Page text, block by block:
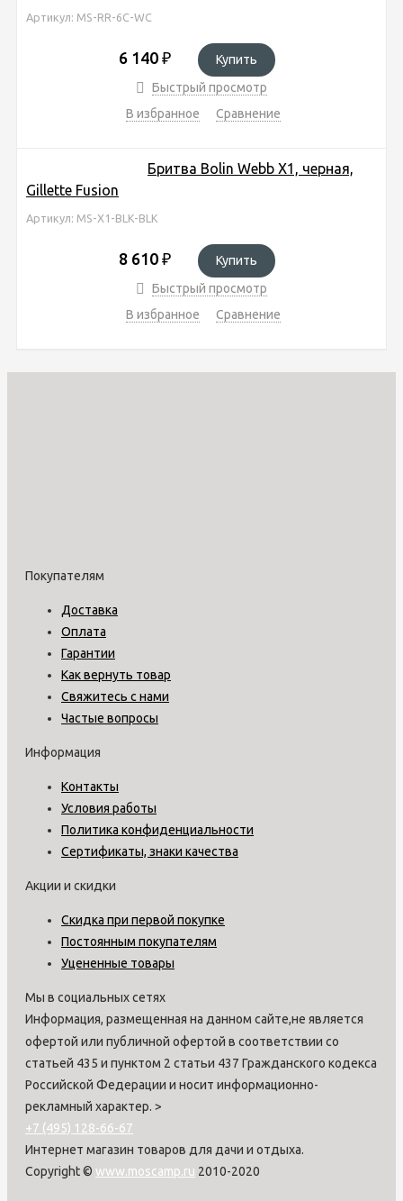
Артикул: MS-RR-6C-WC
6 140 ₽
Купить
Быстрый просмотр
В избранное
Сравнение
Бритва Bolin Webb X1, черная,
Gillette Fusion
Артикул: MS-X1-BLK-BLK
8 610 ₽
Купить
Быстрый просмотр
В избранное
Сравнение
Покупателям
Доставка
Оплата
Гарантии
Как вернуть товар
Свяжитесь с нами
Частые вопросы
Информация
Контакты
Условия работы
Политика конфиденциальности
Сертификаты, знаки качества
Акции и скидки
Скидка при первой покупке
Постоянным покупателям
Уцененные товары
Мы в социальных сетях
Информация, размещенная на данном сайте,не является
офертой или публичной офертой в соответствии со
статьей 435 и пунктом 2 статьи 437 Гражданского кодекса
Российской Федерации и носит информационно-
рекламный характер. >
+7 (495) 128-66-67
Интернет магазин товаров для дачи и отдыха.
Copyright © www.moscamp.ru 2010-2020